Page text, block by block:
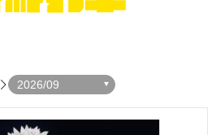
2026/09